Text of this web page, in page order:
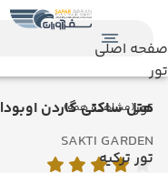
صفحه اصلی
تور
تور(مشاهده همه)
تور ترکیه
هتل ساکتی گاردن اوبود|SAKTI GARDEN Hotel Ubud
SAKTI GARDEN